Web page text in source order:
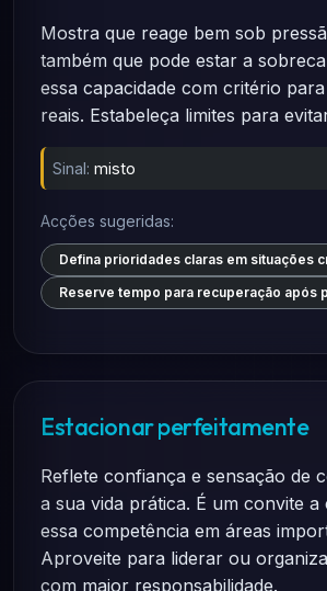
Mostra que reage bem sob
também que pode estar a
essa capacidade com critério
reais. Estabeleça limites para
Sinal: misto
Acções sugeridas:
Defina prioridades claras em situações
Reserve tempo para recuperação após
Estacionar perfeitamente
Reflete confiança e sensação de
a sua vida prática. É um convite a
essa competência em áreas
Aproveite para liderar ou
com maior responsabilidade.